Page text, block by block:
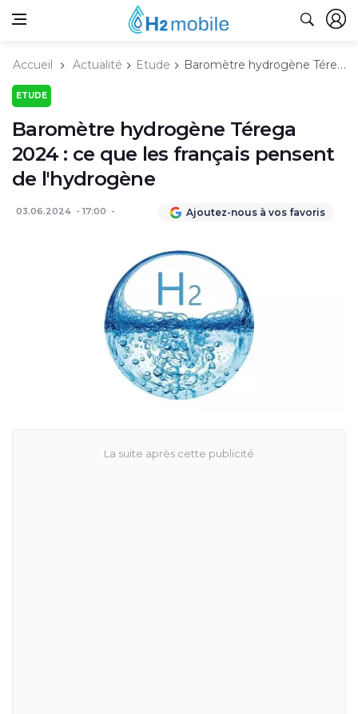
Accueil Actualité Etude Baromètre hydrogène Térega 2024 : ce que les français pensent de l'hydrogène
ETUDE
Baromètre hydrogène Térega
2024 : ce que les français pensent
de l'hydrogène
03.06.2024 17:00 Ajoutez-nous à vos favoris